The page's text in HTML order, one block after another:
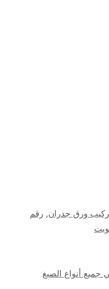
ورق جدران,رقم
أنواع الصبغ